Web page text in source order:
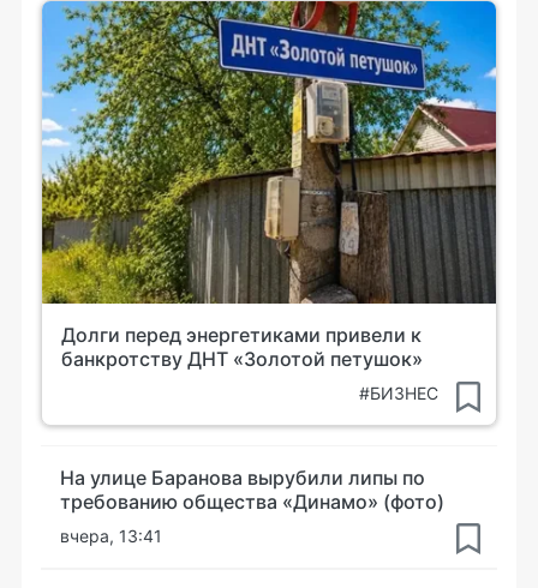
Долги перед энергетиками привели к
банкротству ДНТ «Золотой петушок»
#БИЗНЕС
На улице Баранова вырубили липы по
требованию общества «Динамо» (фото)
вчера, 13:41